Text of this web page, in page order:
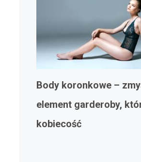
Body koronkowe –
element garderoby,
kobiecość